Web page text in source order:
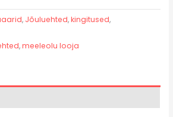
, Jõuluehted,kingitused,
,meeleolu looja